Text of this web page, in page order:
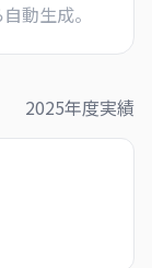
動生成。
2025年度実績